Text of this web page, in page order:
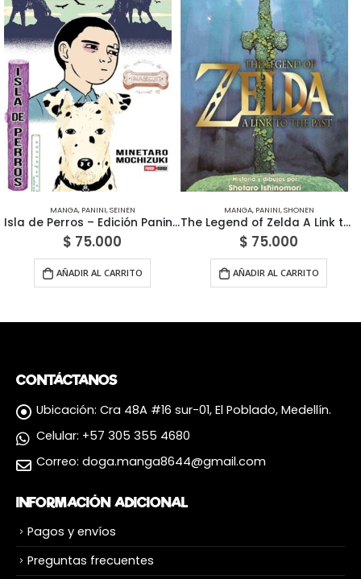
MANGA, PANINI,SEINEN
Isla de Perros – Edición Panini México
$ 75.000
AÑADIR AL CARRITO
MANGA, PANINI,SHONEN
The Legend of Zelda A Link to the Past
$ 75.000
AÑADIR AL CARRITO
CONTÁCTANOS
Ubicación: Cra 48A #16 sur-01, El Poblado, Medellín.
Celular: +57 305 355 4680
Correo: doga.manga8644@gmail.com
INFORMACIÓN ADICIONAL
Pagos y envíos
Preguntas frecuentes